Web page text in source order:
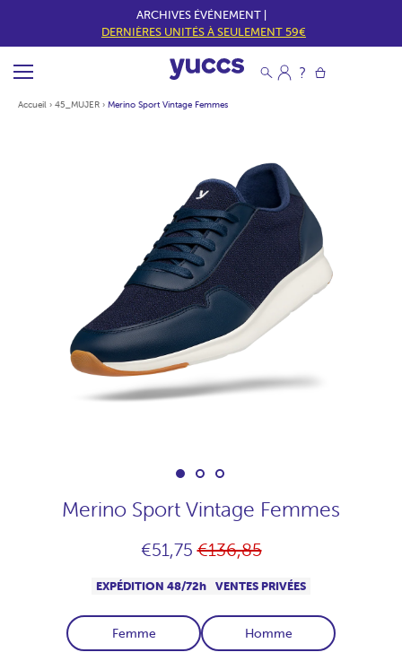
ARCHIVES ÉVÉNEMENT |
DERNIÈRES UNITÉS À SEULEMENT 59€
Accueil › 45_MUJER › Merino Sport Vintage Femmes
Merino Sport Vintage Femmes
€51,75Prix
€136,85
EXPÉDITION 48/72h VENTES PRIVÉES
Femme Homme